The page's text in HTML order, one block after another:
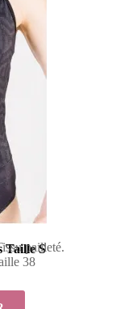
Taille S
pailleté.
38